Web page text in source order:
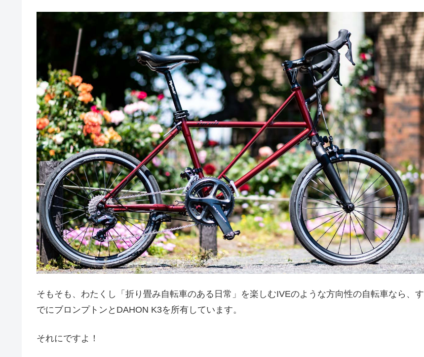
そもそも、わたくし「折り畳み自転車のある日常」を楽しむIVEのような方向性の自転車なら、す
でにブロンプトンとDAHON K3を所有しています。
それにですよ！